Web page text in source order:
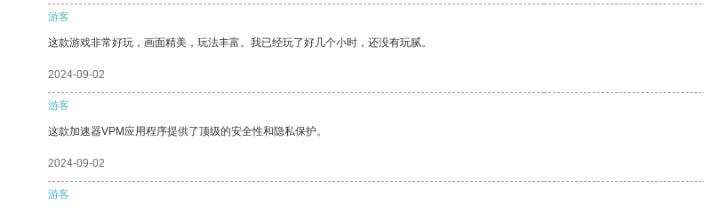
游客
这款游戏非常好玩，画面精美，玩法丰富。我已经玩了好几个小时，还没有玩腻。
2024-09-02
游客
这款加速器VPM应用程序提供了顶级的安全性和隐私保护。
2024-09-02
游客